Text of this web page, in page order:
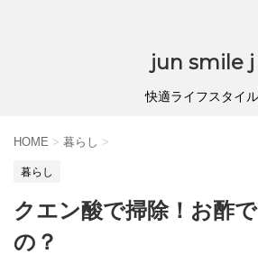
jun smile j
快適ライフスタイル
HOME > 暮らし >
暮らし
クエン酸で掃除！お酢
の？